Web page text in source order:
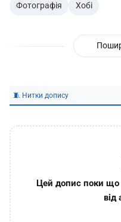
Фотографія Хобі
🧵 Нитки допису
Цей допис поки
від